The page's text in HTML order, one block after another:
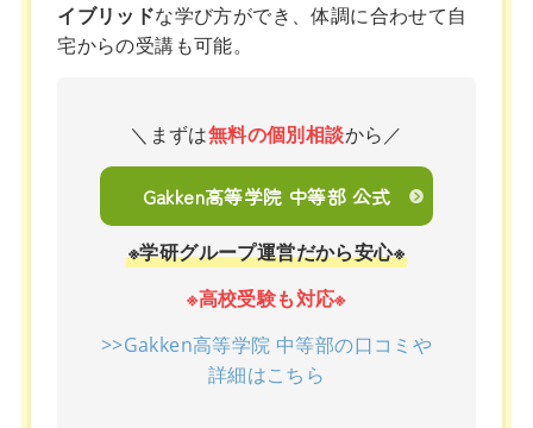
イブリッドな学び方ができ、体調に合わせて自
宅からの受講も可能。
＼まずは無料の個別相談から／
Gakken高等学院 中等部 公式
※学研グループ運営だから安心※
※高校受験も対応※
>>Gakken高等学院 中等部の口コミや
詳細はこちら